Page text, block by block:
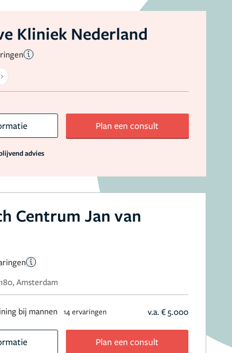
Kliniek Nederland
Plan een consult
advies
Centrum Jan van
Amsterdam
bij mannen 14 ervaringen v.a. € 5.000
Plan een consult